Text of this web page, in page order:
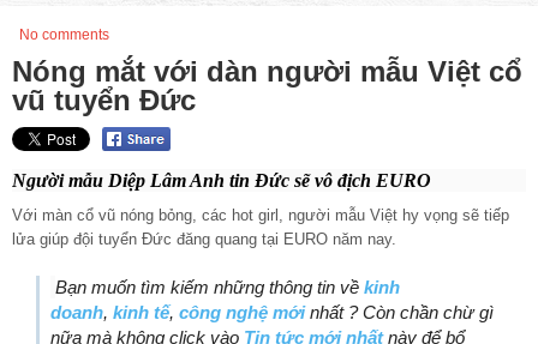
No comments
Nóng mắt với dàn người mẫu Việt cổ
vũ tuyển Đức
Người mẫu Diệp Lâm Anh tin Đức sẽ vô địch EURO
Với màn cổ vũ nóng bỏng, các hot girl, người mẫu Việt hy vọng sẽ tiếp
lửa giúp đội tuyển Đức đăng quang tại EURO năm nay.
Bạn muốn tìm kiếm những thông tin về kinh
doanh, kinh tế, công nghệ mới nhất ? Còn chần chừ gì
nữa mà không click vào Tin tức mới nhất này để bổ